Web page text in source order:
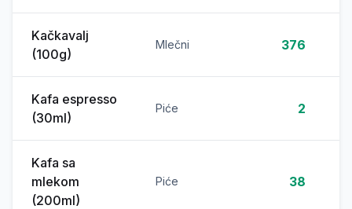
Kačkavalj
(100g)
Mlečni 376
Kafa espresso
(30ml)
Piće 2
Kafa sa
mlekom
(200ml)
Piće 38